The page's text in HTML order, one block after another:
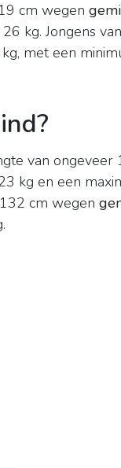
cm wegen
kg. Jongens
met een
van
kg en een
cm wegen